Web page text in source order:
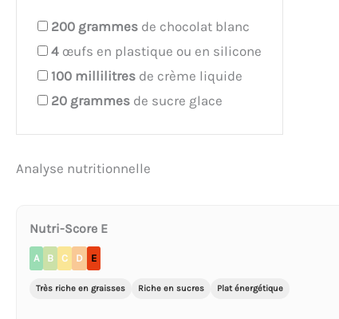
200 grammes de chocolat blanc
4 œufs en plastique ou en silicone
100 millilitres de crème liquide
20 grammes de sucre glace
Analyse nutritionnelle
Nutri-Score E
A B C D E
Très riche en graisses Riche en sucres Plat énergétique